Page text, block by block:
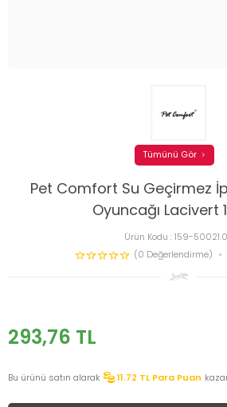
Pet Comfort Su Geçirmez
Oyuncağı Lacivert
Ürün Kodu :159-
(0 Değerlendirme)
Tümünü Gör
293,76 TL
Bu ürünü satın alarak
11.72 TL Para Puan